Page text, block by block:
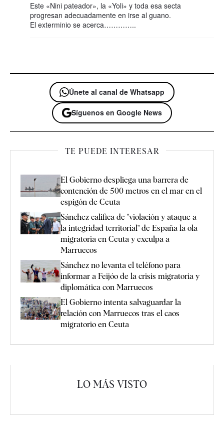
Este «Nini pateador», la «Yoli» y toda esa secta
progresan adecuadamente en irse al guano.
El exterminio se acerca…………..
Únete al canal de Whatsapp
Síguenos en Google News
TE PUEDE INTERESAR
El Gobierno despliega una barrera de
contención de 500 metros en el mar en el
espigón de Ceuta
Sánchez califica de "violación y ataque a
la integridad territorial" de España la ola
migratoria en Ceuta y exculpa a
Marruecos
Sánchez no levanta el teléfono para
informar a Feijóo de la crisis migratoria y
diplomática con Marruecos
El Gobierno intenta salvaguardar la
relación con Marruecos tras el caos
migratorio en Ceuta
LO MÁS VISTO